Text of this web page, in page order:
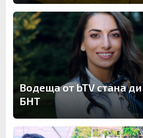
Водеща от bTV стана
БНТ